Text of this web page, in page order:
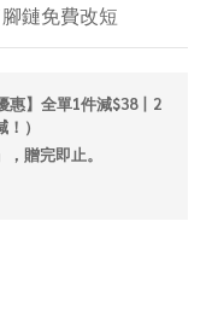
鏈免費改短
惠】全單1件減$38丨2
）
贈完即止。